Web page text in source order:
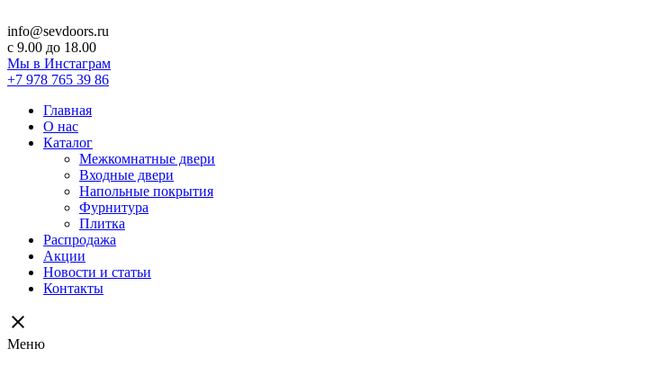
info@sevdoors.ru
c 9.00 до 18.00
Мы в Инстаграм
+7 978 765 39 86
Главная
О нас
Каталог
Межкомнатные двери
Входные двери
Напольные покрытия
Фурнитура
Плитка
Распродажа
Акции
Новости и статьи
Контакты
close
Меню